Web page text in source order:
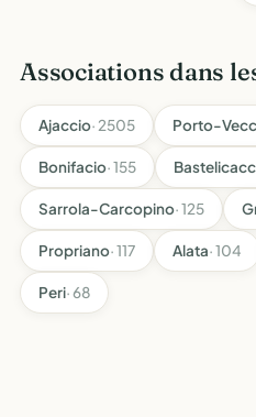
Associations dans
Ajaccio· 2505 Porto-
Bonifacio· 155
Sarrola-Carcopino· 125
Propriano· 117 Alata· 104
Peri· 68